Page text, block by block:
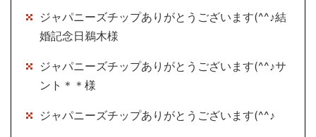
ジャパニーズチップありがとうございます(^^♪結
婚記念日鵜木様
ジャパニーズチップありがとうございます(^^♪サ
ント＊＊様
ジャパニーズチップありがとうございます(^^♪